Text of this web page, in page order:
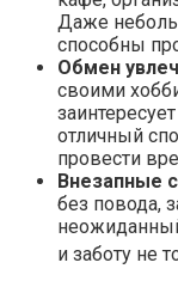
Даже
способны
Обмен
своими
отличный
провести
Внезапные
без повода,
и заботу не